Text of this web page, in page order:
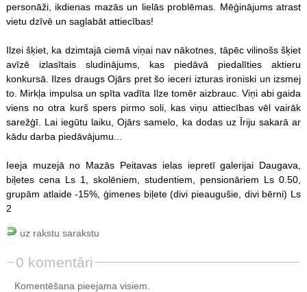
personāži, ikdienas mazās un lielās problēmas. Mēģinājums atrast
vietu dzīvē un saglabāt attiecības!
Ilzei šķiet, ka dzimtajā ciemā viņai nav nākotnes, tāpēc vilinošs šķiet
avīzē izlasītais sludinājums, kas piedāvā piedalīties aktieru
konkursā. Ilzes draugs Ojārs pret šo ieceri izturas ironiski un izsmej
to. Mirkļa impulsa un spīta vadīta Ilze tomēr aizbrauc. Viņi abi gaida
viens no otra kurš spers pirmo soli, kas viņu attiecības vēl vairāk
sarežģī. Lai iegūtu laiku, Ojārs samelo, ka dodas uz Īriju sakarā ar
kādu darba piedāvājumu...
Ieeja muzejā no Mazās Peitavas ielas iepretī galerijai Daugava,
biļetes cena Ls 1, skolēniem, studentiem, pensionāriem Ls 0.50,
grupām atlaide -15%, ģimenes biļete (divi pieaugušie, divi bērni) Ls
2
uz rakstu sarakstu
0 komentāri
Komentēšana pieejama visiem.